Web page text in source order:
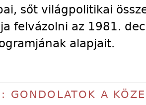
sőt világpolitikai
felvázolni az 1981.
alapjait.
GONDOLATOK A